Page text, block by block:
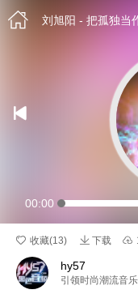
 刘旭阳 - 把孤独当

00:00
 收藏(13)  下载 
hy57
引领时尚潮流音